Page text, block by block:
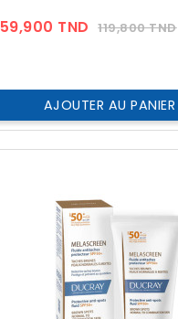
59,900 TND Prix
119,800 TND
AJOUTER AU PANIER